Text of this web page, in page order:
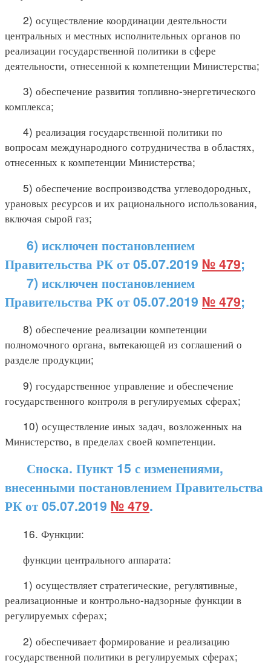
2) осуществление координации деятельности
центральных и местных исполнительных органов по
реализации государственной политики в сфере
деятельности, отнесенной к компетенции Министерства;
3) обеспечение развития топливно-энергетического
комплекса;
4) реализация государственной политики по
вопросам международного сотрудничества в областях,
отнесенных к компетенции Министерства;
5) обеспечение воспроизводства углеводородных,
урановых ресурсов и их рационального использования,
включая сырой газ;
6) исключен постановлением
Правительства РК от 05.07.2019 № 479;
7) исключен постановлением
Правительства РК от 05.07.2019 № 479;
8) обеспечение реализации компетенции
полномочного органа, вытекающей из соглашений о
разделе продукции;
9) государственное управление и обеспечение
государственного контроля в регулируемых сферах;
10) осуществление иных задач, возложенных на
Министерство, в пределах своей компетенции.
Сноска. Пункт 15 с изменениями,
внесенными постановлением Правительства
РК от 05.07.2019 № 479.
16. Функции:
функции центрального аппарата:
1) осуществляет стратегические, регулятивные,
реализационные и контрольно-надзорные функции в
регулируемых сферах;
2) обеспечивает формирование и реализацию
государственной политики в регулируемых сферах;